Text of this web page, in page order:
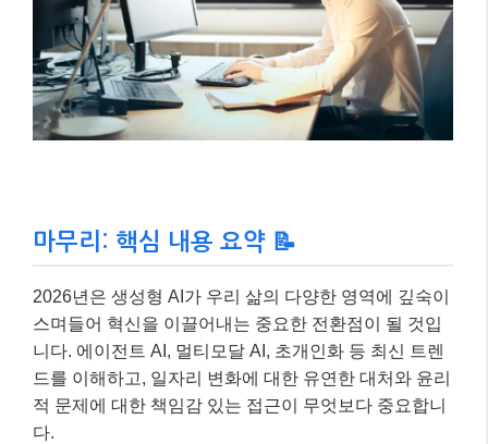
마무리: 핵심 내용 요약 📝
2026년은 생성형 AI가 우리 삶의 다양한 영역에 깊숙이
스며들어 혁신을 이끌어내는 중요한 전환점이 될 것입
니다. 에이전트 AI, 멀티모달 AI, 초개인화 등 최신 트렌
드를 이해하고, 일자리 변화에 대한 유연한 대처와 윤리
적 문제에 대한 책임감 있는 접근이 무엇보다 중요합니
다.